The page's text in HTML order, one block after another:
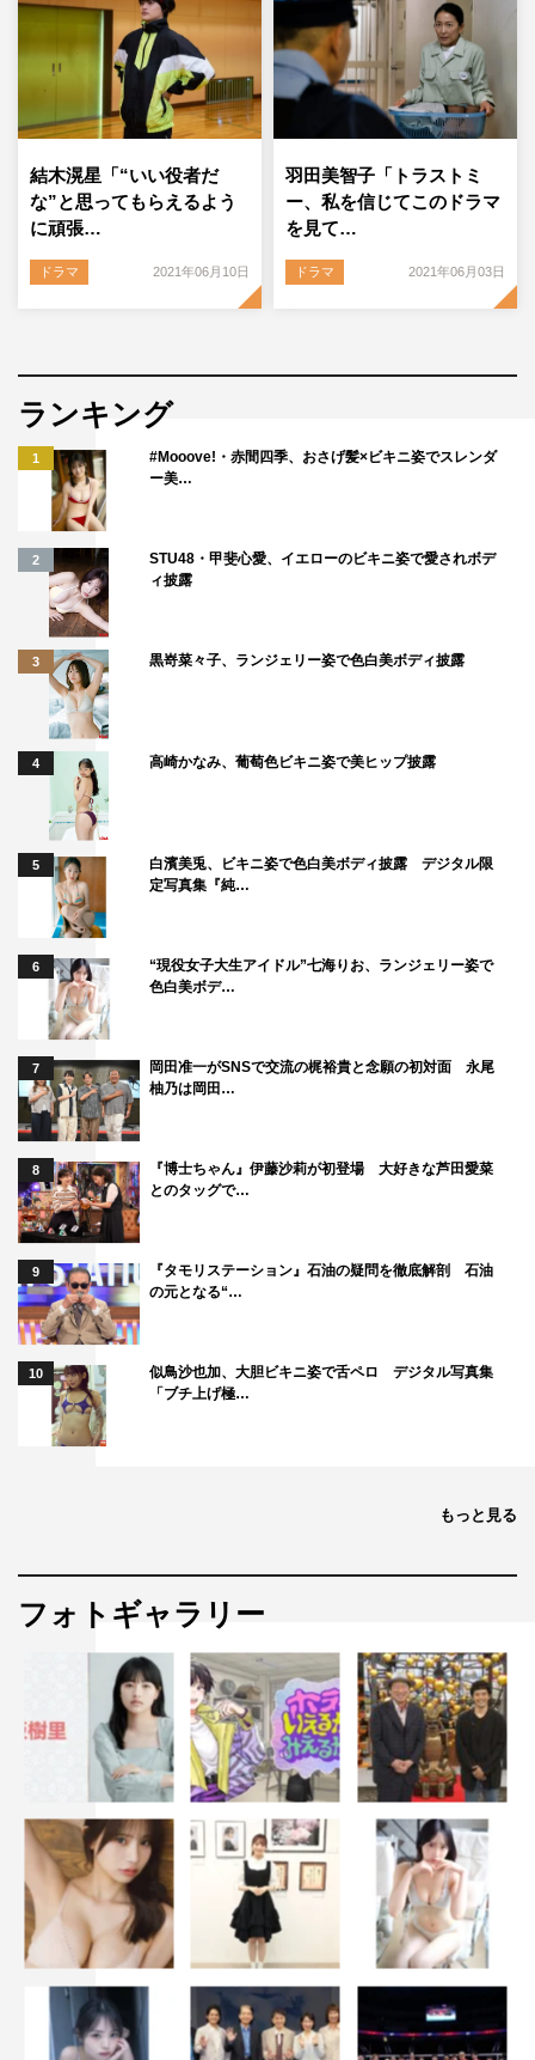
結木滉星「“いい役者だ
な”と思ってもらえるよう
に頑張…
ドラマ 2021年06月10日
羽田美智子「トラストミ
ー、私を信じてこのドラマ
を見て…
ドラマ 2021年06月03日
ランキング
1
#Mooove!・赤間四季、おさげ髪×ビキニ姿でスレンダ
ー美…
2
STU48・甲斐心愛、イエローのビキニ姿で愛されボデ
ィ披露
3 黒嵜菜々子、ランジェリー姿で色白美ボディ披露
4 高崎かなみ、葡萄色ビキニ姿で美ヒップ披露
5
白濱美兎、ビキニ姿で色白美ボディ披露 デジタル限
定写真集『純…
6
“現役女子大生アイドル”七海りお、ランジェリー姿で
色白美ボデ…
7
岡田准一がSNSで交流の梶裕貴と念願の初対面 永尾
柚乃は岡田…
8
『博士ちゃん』伊藤沙莉が初登場 大好きな芦田愛菜
とのタッグで…
9
『タモリステーション』石油の疑問を徹底解剖 石油
の元となる“…
10
似鳥沙也加、大胆ビキニ姿で舌ペロ デジタル写真集
「ブチ上げ極…
もっと見る
フォトギャラリー